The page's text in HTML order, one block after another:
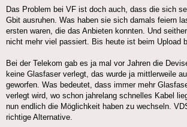
Das Problem bei VF ist doch auch, dass die sich
Gbit ausruhen. Was haben sie sich damals feiern
ersten waren, die das Anbieten konnten. Und
nicht mehr viel passiert. Bis heute ist beim Upload
Bei der Telekom gab es ja mal vor Jahren die
keine Glasfaser verlegt, das wurde ja mittlerweile
geworfen. Was bedeutet, dass immer mehr
verlegt wird, wo schon jahrelang schnelles Kabel
nun endlich die Möglichkeit haben zu wechseln.
richtige Alternative.